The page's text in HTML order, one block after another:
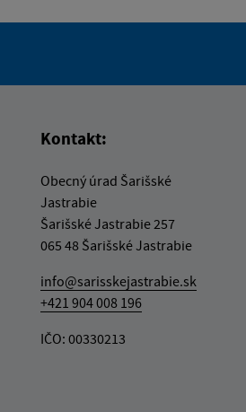
Kontakt:
Obecný úrad Šarišské
Jastrabie
Šarišské Jastrabie 257
065 48 Šarišské Jastrabie
info@sarisskejastrabie.sk
+421 904 008 196
IČO: 00330213